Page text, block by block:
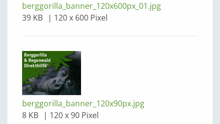
berggorilla_banner_120x600px_01.jpg
39 KB
120 x 600 Pixel
berggorilla_banner_120x90px.jpg
8 KB
120 x 90 Pixel